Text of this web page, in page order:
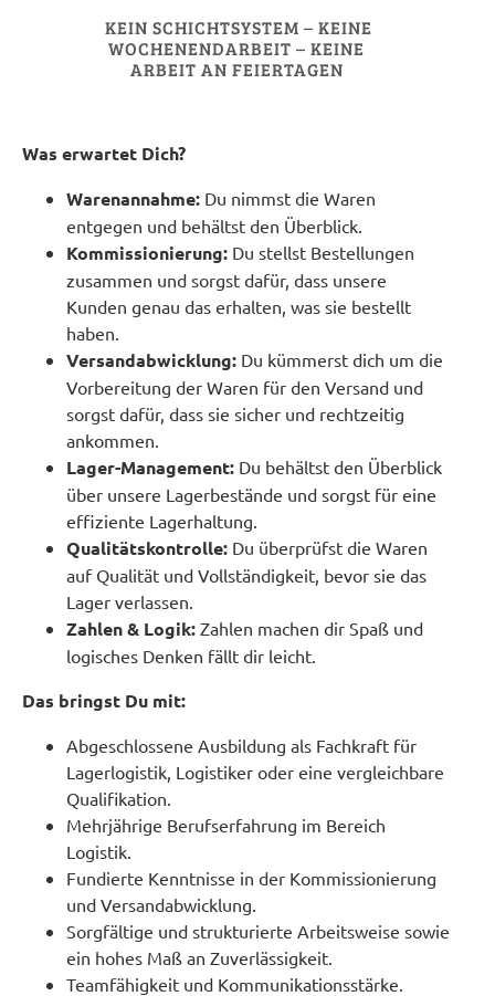
KEIN SCHICHTSYSTEM – KEINE
WOCHENENDARBEIT – KEINE
ARBEIT AN FEIERTAGEN
Was erwartet Dich?
Warenannahme: Du nimmst die Waren
entgegen und behältst den Überblick.
Kommissionierung: Du stellst Bestellungen
zusammen und sorgst dafür, dass unsere
Kunden genau das erhalten, was sie bestellt
haben.
Versandabwicklung: Du kümmerst dich um die
Vorbereitung der Waren für den Versand und
sorgst dafür, dass sie sicher und rechtzeitig
ankommen.
Lager-Management: Du behältst den Überblick
über unsere Lagerbestände und sorgst für eine
effiziente Lagerhaltung.
Qualitätskontrolle: Du überprüfst die Waren
auf Qualität und Vollständigkeit, bevor sie das
Lager verlassen.
Zahlen & Logik: Zahlen machen dir Spaß und
logisches Denken fällt dir leicht.
Das bringst Du mit:
Abgeschlossene Ausbildung als Fachkraft für
Lagerlogistik, Logistiker oder eine vergleichbare
Qualifikation.
Mehrjährige Berufserfahrung im Bereich
Logistik.
Fundierte Kenntnisse in der Kommissionierung
und Versandabwicklung.
Sorgfältige und strukturierte Arbeitsweise sowie
ein hohes Maß an Zuverlässigkeit.
Teamfähigkeit und Kommunikationsstärke.